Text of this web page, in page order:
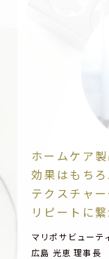
ホームケア
効果はもちろ
テクスチャ
リピートに
マリポサビューテ
広島 光恵 理事長